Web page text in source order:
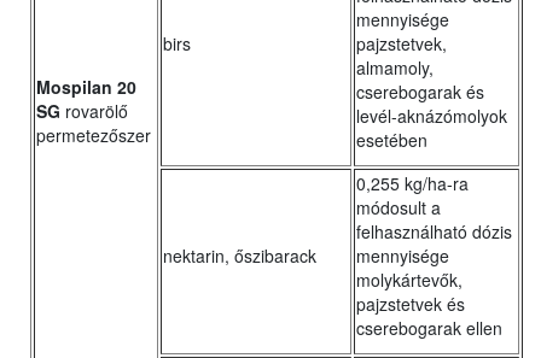
Mospilan 20
SG rovarölő
permetezőszer
birs
mennyisége
pajzstetvek,
almamoly,
cserebogarak és
levél-aknázómolyok
esetében
nektarin, őszibarack
0,255 kg/ha-ra
módosult a
felhasználható dózis
mennyisége
molykártevők,
pajzstetvek és
cserebogarak ellen